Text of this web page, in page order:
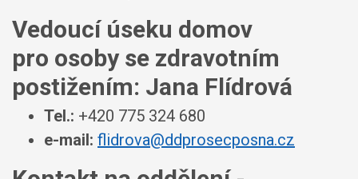
Vedoucí úseku domov
pro osoby se zdravotním
postižením: Jana Flídrová
Tel.: +420 775 324 680
e-mail: flidrova@ddprosecposna.cz